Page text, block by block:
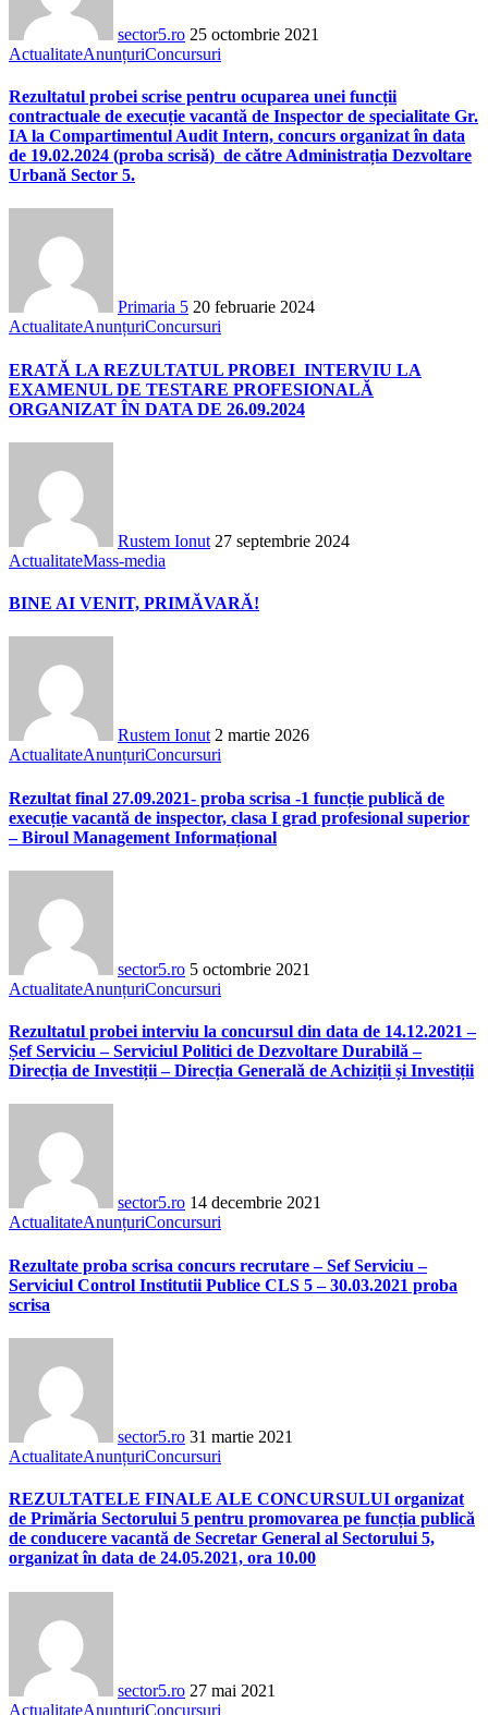
sector5.ro 25 octombrie 2021
ActualitateAnunțuriConcursuri
Rezultatul probei scrise pentru ocuparea unei funcții
contractuale de execuție vacantă de Inspector de specialitate Gr.
IA la Compartimentul Audit Intern, concurs organizat în data
de 19.02.2024 (proba scrisă) de către Administrația Dezvoltare
Urbană Sector 5.
Primaria 5 20 februarie 2024
ActualitateAnunțuriConcursuri
ERATĂ LA REZULTATUL PROBEI INTERVIU LA
EXAMENUL DE TESTARE PROFESIONALĂ
ORGANIZAT ÎN DATA DE 26.09.2024
Rustem Ionut 27 septembrie 2024
ActualitateMass-media
BINE AI VENIT, PRIMĂVARĂ!
Rustem Ionut 2 martie 2026
ActualitateAnunțuriConcursuri
Rezultat final 27.09.2021- proba scrisa -1 funcție publică de
execuție vacantă de inspector, clasa I grad profesional superior
– Biroul Management Informațional
sector5.ro 5 octombrie 2021
ActualitateAnunțuriConcursuri
Rezultatul probei interviu la concursul din data de 14.12.2021 –
Șef Serviciu – Serviciul Politici de Dezvoltare Durabilă –
Direcția de Investiții – Direcția Generală de Achiziții și Investiții
sector5.ro 14 decembrie 2021
ActualitateAnunțuriConcursuri
Rezultate proba scrisa concurs recrutare – Sef Serviciu –
Serviciul Control Institutii Publice CLS 5 – 30.03.2021 proba
scrisa
sector5.ro 31 martie 2021
ActualitateAnunțuriConcursuri
REZULTATELE FINALE ALE CONCURSULUI organizat
de Primăria Sectorului 5 pentru promovarea pe funcția publică
de conducere vacantă de Secretar General al Sectorului 5,
organizat în data de 24.05.2021, ora 10.00
sector5.ro 27 mai 2021
ActualitateAnunțuriConcursuri